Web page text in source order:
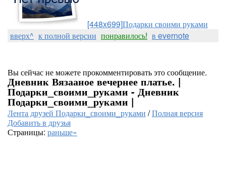
[448x699]Подарки своими руками
вверх^ к полной версии понравилось! в evernote
Вы сейчас не можете прокомментировать это сообщение.
Дневник Вязааное вечернее платье. |
Подарки_своими_руками - Дневник
Подарки_своими_руками |
Лента друзей Подарки_своими_руками /Полная версия
Добавить в друзья
Страницы: раньше»